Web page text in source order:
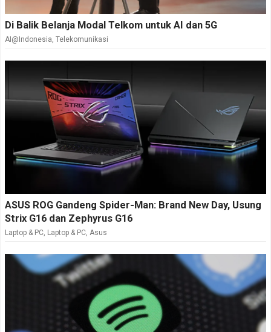
Di Balik Belanja Modal Telkom untuk AI dan 5G
AI@Indonesia, Telekomunikasi
ASUS ROG Gandeng Spider-Man: Brand New Day, Usung
Strix G16 dan Zephyrus G16
Laptop & PC, Laptop & PC, Asus